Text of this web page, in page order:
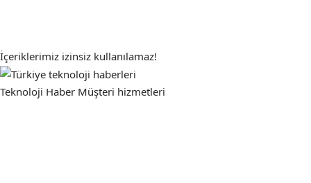
İçeriklerimiz izinsiz kullanılamaz!
Teknoloji Haber Müşteri hizmetleri